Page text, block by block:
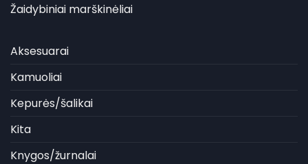
Žaidybiniai marškinėliai
Aksesuarai
Kamuoliai
Kepurės/šalikai
Kita
Knygos/žurnalai